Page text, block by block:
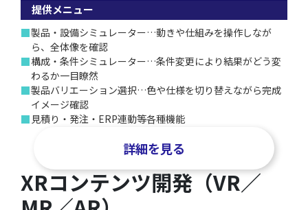
提供メニュー
■製品・設備シミュレーター…動きや仕組みを操作しなが
ら、全体像を確認
■構成・条件シミュレーター…条件変更により結果がどう変
わるか一目瞭然
■製品バリエーション選択…色や仕様を切り替えながら完成
イメージ確認
■ 見積り・発注・ERP連動等各種機能
詳細を見る
XRコンテンツ開発（VR／